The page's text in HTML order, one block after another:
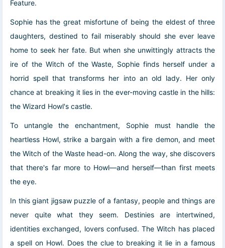
Feature.
Sophie has the great misfortune of being the eldest of three
daughters, destined to fail miserably should she ever leave
home to seek her fate. But when she unwittingly attracts the
ire of the Witch of the Waste, Sophie finds herself under a
horrid spell that transforms her into an old lady. Her only
chance at breaking it lies in the ever-moving castle in the hills:
the Wizard Howl's castle.
To untangle the enchantment, Sophie must handle the
heartless Howl, strike a bargain with a fire demon, and meet
the Witch of the Waste head-on. Along the way, she discovers
that there's far more to Howl—and herself—than first meets
the eye.
In this giant jigsaw puzzle of a fantasy, people and things are
never quite what they seem. Destinies are intertwined,
identities exchanged, lovers confused. The Witch has placed
a spell on Howl. Does the clue to breaking it lie in a famous